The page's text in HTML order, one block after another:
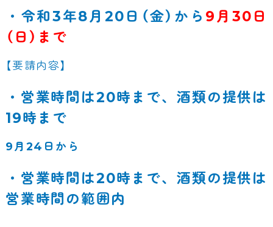
・令和3年8月20日（金）から 9月30日
（日）まで
【要請内容】
・営業時間は20時まで、酒類の提供は
19時まで
9月24日から
・営業時間は20時まで、酒類の提供は
営業時間の範囲内